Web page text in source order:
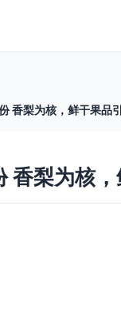
香梨为核，鲜干果品
香梨为核